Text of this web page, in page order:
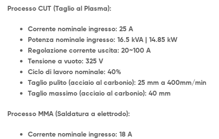
Processo CUT (Taglio al Plasma):
Corrente nominale ingresso: 25 A
Potenza nominale ingresso: 16.5 kVA | 14.85 kW
Regolazione corrente uscita: 20~100 A
Tensione a vuoto: 325 V
Ciclo di lavoro nominale: 40%
Taglio pulito (acciaio al carbonio): 25 mm a 400mm/min
Taglio massimo (acciaio al carbonio): 40 mm
Processo MMA (Saldatura a elettrodo):
Corrente nominale ingresso: 18 A